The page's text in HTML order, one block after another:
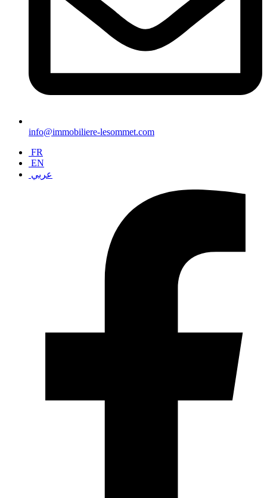
info@immobiliere-lesommet.com
FR
EN
عربي